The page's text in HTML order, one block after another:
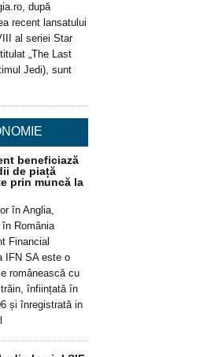
după
recent lansatului
al seriei Star
„The Last
Jedi), sunt
beneficiază
de piață
prin muncă la
în Anglia,
România
Financial
IFN SA este o
românească cu
înființată în
și înregistrată in